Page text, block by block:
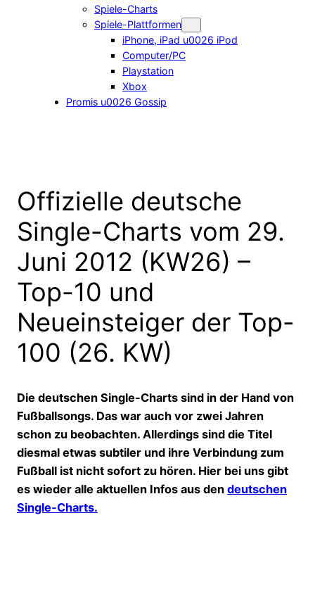
Spiele-Charts
Spiele-Plattformen
iPhone, iPad u0026 iPod
Computer/PC
Playstation
Xbox
Promis u0026 Gossip
Offizielle deutsche
Single-Charts vom 29.
Juni 2012 (KW26) –
Top-10 und
Neueinsteiger der Top-
100 (26. KW)
Die deutschen Single-Charts sind in der Hand von
Fußballsongs. Das war auch vor zwei Jahren
schon zu beobachten. Allerdings sind die Titel
diesmal etwas subtiler und ihre Verbindung zum
Fußball ist nicht sofort zu hören. Hier bei uns gibt
es wieder alle aktuellen Infos aus den deutschen
Single-Charts.